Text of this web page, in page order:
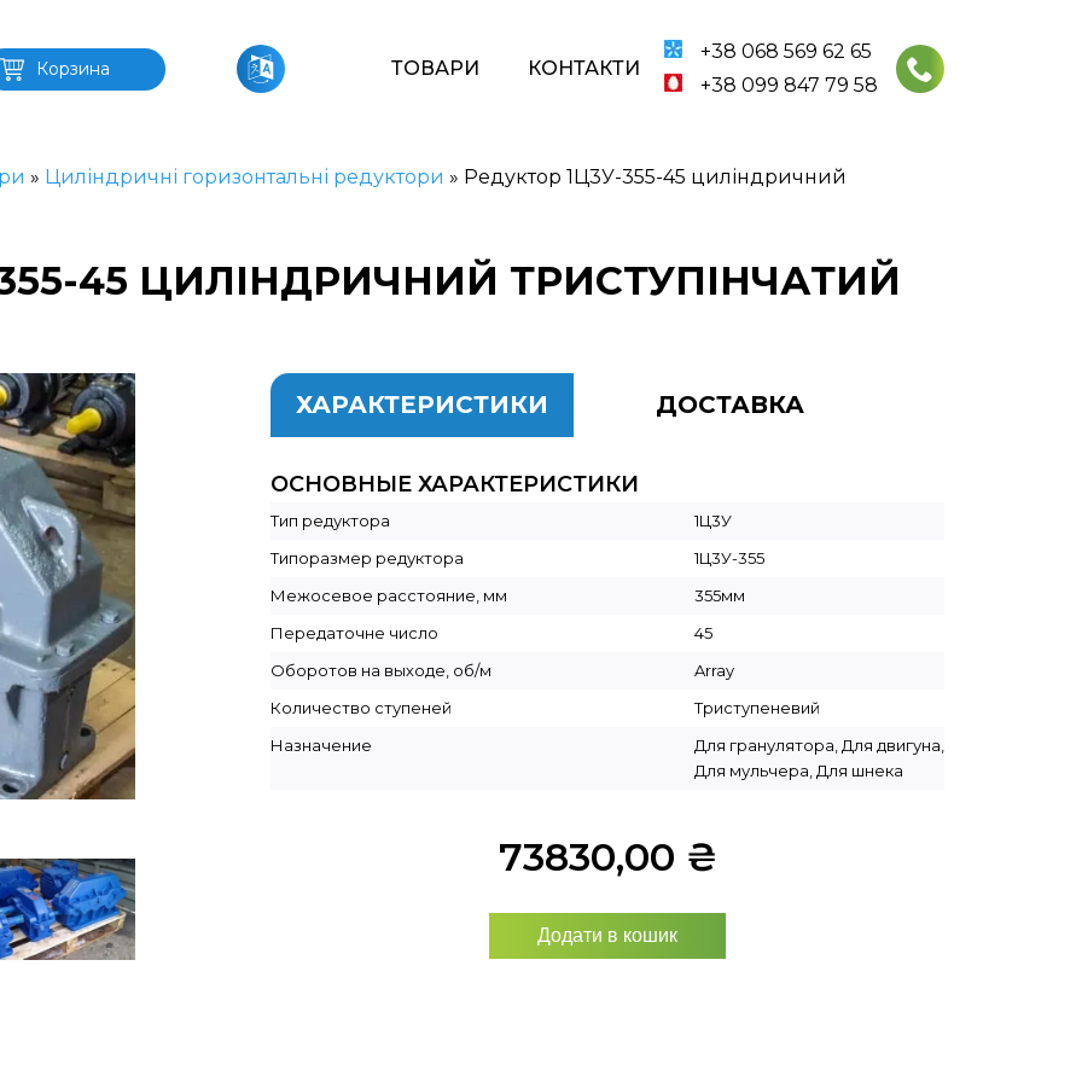
Корзина ТОВАРИ КОНТАКТИ
+38 068 569 62 65
+38 099 847 79 58
» Циліндричні горизонтальні редуктори » Редуктор 1Ц3У-355-45 циліндричний
45 ЦИЛІНДРИЧНИЙ ТРИСТУПІНЧАТИЙ
ХАРАКТЕРИСТИКИ ДОСТАВКА
ОСНОВНЫЕ ХАРАКТЕРИСТИКИ
Тип редуктора
1Ц3У
Типоразмер редуктора
1Ц3У-355
Межосевое расстояние, мм
355мм
Передаточне число
45
Оборотов на выходе, об/м
Array
Количество ступеней
Триступеневий
Назначение
Для гранулятора, Для двигуна,
Для мульчера, Для шнека
73830,00 ₴
Додати в кошик